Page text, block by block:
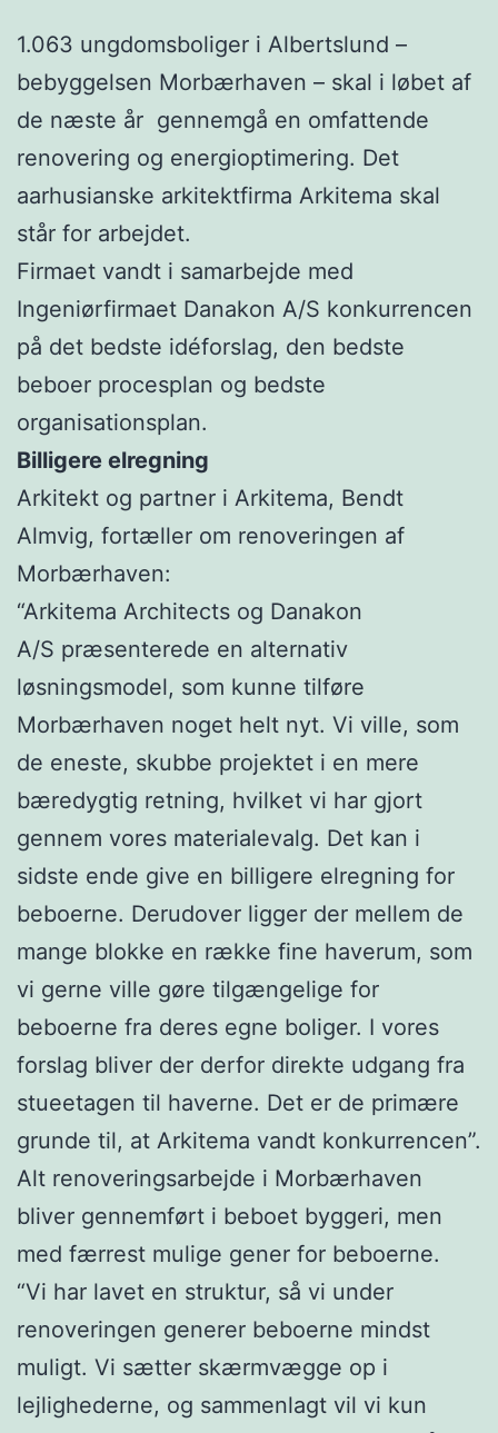
1.063 ungdomsboliger i Albertslund –
bebyggelsen Morbærhaven – skal i løbet af
de næste år gennemgå en omfattende
renovering og energioptimering. Det
aarhusianske arkitektfirma Arkitema skal
står for arbejdet.
Firmaet vandt i samarbejde med
Ingeniørfirmaet Danakon A/S konkurrencen
på det bedste idéforslag, den bedste
beboer procesplan og bedste
organisationsplan.
Billigere elregning
Arkitekt og partner i Arkitema, Bendt
Almvig, fortæller om renoveringen af
Morbærhaven:
“Arkitema Architects og Danakon
A/S præsenterede en alternativ
løsningsmodel, som kunne tilføre
Morbærhaven noget helt nyt. Vi ville, som
de eneste, skubbe projektet i en mere
bæredygtig retning, hvilket vi har gjort
gennem vores materialevalg. Det kan i
sidste ende give en billigere elregning for
beboerne. Derudover ligger der mellem de
mange blokke en række fine haverum, som
vi gerne ville gøre tilgængelige for
beboerne fra deres egne boliger. I vores
forslag bliver der derfor direkte udgang fra
stueetagen til haverne. Det er de primære
grunde til, at Arkitema vandt konkurrencen”.
Alt renoveringsarbejde i Morbærhaven
bliver gennemført i beboet byggeri, men
med færrest mulige gener for beboerne.
“Vi har lavet en struktur, så vi under
renoveringen generer beboerne mindst
muligt. Vi sætter skærmvægge op i
lejlighederne, og sammenlagt vil vi kun